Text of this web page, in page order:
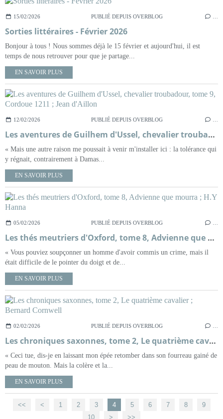
15/02/2026 PUBLIÉ DEPUIS OVERBLOG
Sorties littéraires - Février 2026
Bonjour à tous ! Nous sommes déjà le 15 février et aujourd'hui, il est
temps de nous retrouver pour que je partage...
EN SAVOIR PLUS
12/02/2026 PUBLIÉ DEPUIS OVERBLOG
Les aventures de Guilhem d'Ussel, chevalier troubadour, tome 9, Cordoue 1211 ; Jean d'Aillon
« Mais une autre raison me poussait à venir m'installer ici : la tolérance qui
y régnait, contrairement à Damas...
EN SAVOIR PLUS
05/02/2026 PUBLIÉ DEPUIS OVERBLOG
Les thés meutriers d'Oxford, tome 8, Advienne que mourra ; H.Y Hanna
« Vous pouviez soupçonner un homme d'avoir commis un crime, mais il
était difficile de le pointer du doigt et de...
EN SAVOIR PLUS
02/02/2026 PUBLIÉ DEPUIS OVERBLOG
Les chroniques saxonnes, tome 2, Le quatrième cavalier ; Bernard Cornwell
« Ceci tue, dis-je en laissant mon épée retomber dans son fourreau gainé de
peau de mouton. Mais la colère et la...
EN SAVOIR PLUS
<< < 1 2 3 4 5 6 7 8
9
10
20
30
40
50
60
70
80
90
100
> >>